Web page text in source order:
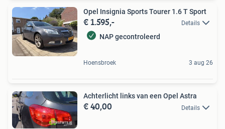
Opel Insignia Sports Tourer 1.6 T Sport
€ 1.595,- Details
NAP gecontroleerd
Hoensbroek 3 aug 26
Achterlicht links van een Opel Astra
€ 40,00 Details